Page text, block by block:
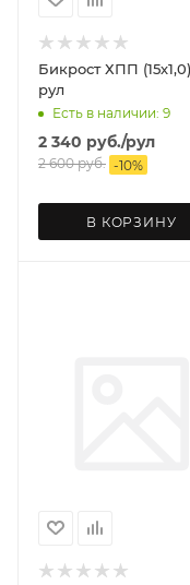
Бикрост ХПП
рул
Есть в наличии: 9
2 340 руб./рул
2 600руб. -10%
В КОРЗИНУ